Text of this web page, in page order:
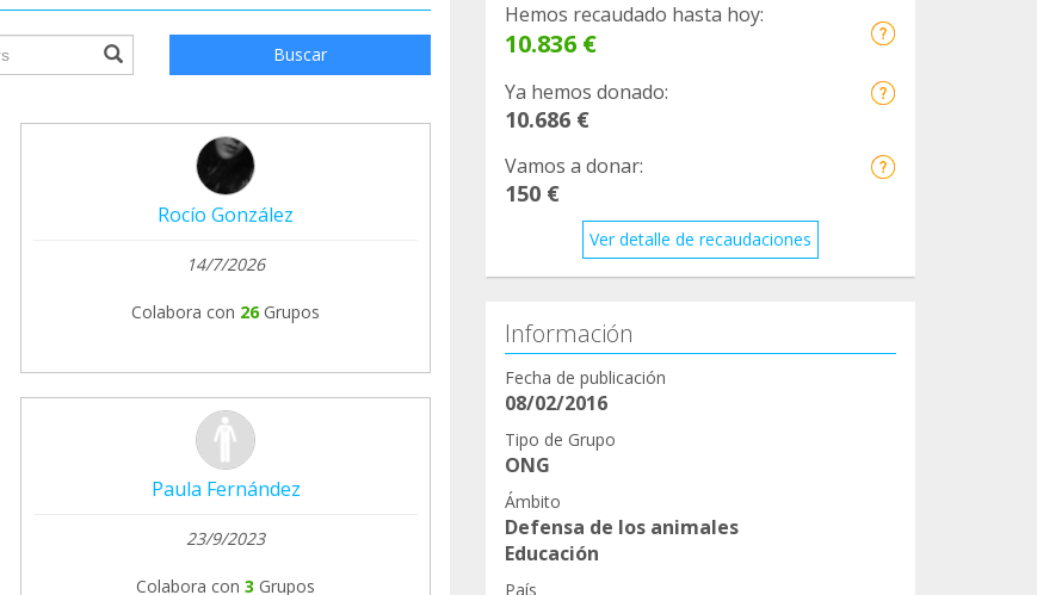
Buscar
Rocío González
14/7/2026
Colabora con 26 Grupos
Paula Fernández
23/9/2023
Colabora con 3 Grupos
Hemos recaudado hasta hoy:
10.836 €
Ya hemos donado:
10.686 €
Vamos a donar:
150 €
Ver detalle de recaudaciones
Información
Fecha de publicación
08/02/2016
Tipo de Grupo
ONG
Ámbito
Defensa de los animales
Educación
País